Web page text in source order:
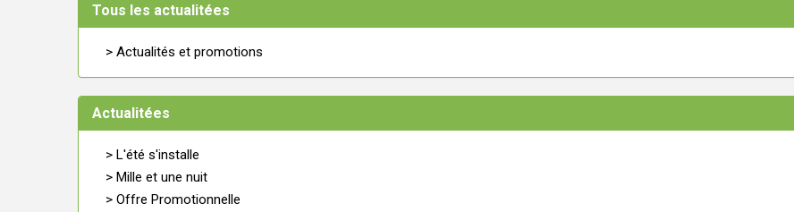
Tous les actualitées
> Actualités et promotions
Actualitées
> L'été s'installe
> Mille et une nuit
> Offre Promotionnelle